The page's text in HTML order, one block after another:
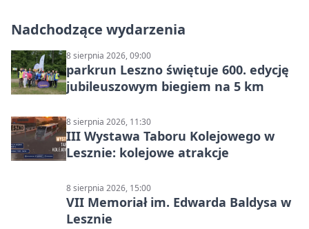
Nadchodzące wydarzenia
8 sierpnia 2026, 09:00
parkrun Leszno świętuje 600. edycję
jubileuszowym biegiem na 5 km
8 sierpnia 2026, 11:30
III Wystawa Taboru Kolejowego w
Lesznie: kolejowe atrakcje
8 sierpnia 2026, 15:00
VII Memoriał im. Edwarda Baldysa w
Lesznie